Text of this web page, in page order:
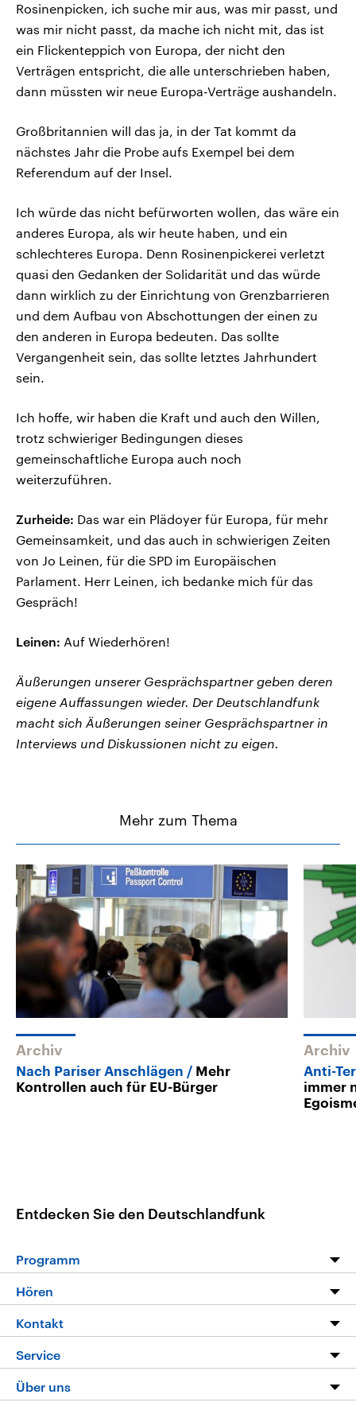
Rosinenpicken, ich suche mir aus, was mir passt, und
was mir nicht passt, da mache ich nicht mit, das ist
ein Flickenteppich von Europa, der nicht den
Verträgen entspricht, die alle unterschrieben haben,
dann müssten wir neue Europa-Verträge aushandeln.
Großbritannien will das ja, in der Tat kommt da
nächstes Jahr die Probe aufs Exempel bei dem
Referendum auf der Insel.
Ich würde das nicht befürworten wollen, das wäre ein
anderes Europa, als wir heute haben, und ein
schlechteres Europa. Denn Rosinenpickerei verletzt
quasi den Gedanken der Solidarität und das würde
dann wirklich zu der Einrichtung von Grenzbarrieren
und dem Aufbau von Abschottungen der einen zu
den anderen in Europa bedeuten. Das sollte
Vergangenheit sein, das sollte letztes Jahrhundert
sein.
Ich hoffe, wir haben die Kraft und auch den Willen,
trotz schwieriger Bedingungen dieses
gemeinschaftliche Europa auch noch
weiterzuführen.
Zurheide: Das war ein Plädoyer für Europa, für mehr
Gemeinsamkeit, und das auch in schwierigen Zeiten
von Jo Leinen, für die SPD im Europäischen
Parlament. Herr Leinen, ich bedanke mich für das
Gespräch!
Leinen: Auf Wiederhören!
Äußerungen unserer Gesprächspartner geben deren
eigene Auffassungen wieder. Der Deutschlandfunk
macht sich Äußerungen seiner Gesprächspartner in
Interviews und Diskussionen nicht zu eigen.
Mehr zum Thema
Archiv
Nach Pariser Anschlägen
Mehr
Kontrollen auch für EU-Bürger
Archiv
Anti-
immer
Entdecken Sie den Deutschlandfunk
Programm
Programm
Die Nachrichten
Nachrichtenleicht
Neue Beiträge auf dlf.de
Hören
Livestream
Podcasts
Deutschlandfunk App
Kontakt
Hörerservice
Service
FAQ
Über uns